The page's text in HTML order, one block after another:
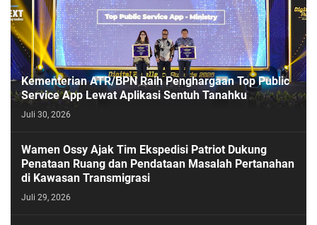
Kementerian ATR/BPN Raih Penghargaan Top Public
Service App Lewat Aplikasi Sentuh Tanahku
Juli 30, 2026
Wamen Ossy Ajak Tim Ekspedisi Patriot Dukung
Penataan Ruang dan Pendataan Masalah Pertanahan
di Kawasan Transmigrasi
Juli 29, 2026